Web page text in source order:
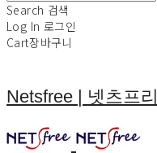
Search 검색
Log In 로그인
Cart장바구니
Netsfree | 넷츠프리